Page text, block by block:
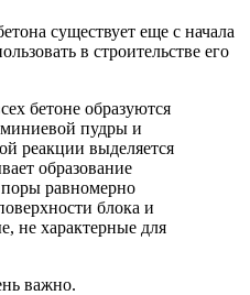
существует еще с начала
в строительстве его
бетоне образуются
пудры и
реакции выделяется
образование
равномерно
блока и
не характерные для
важно.